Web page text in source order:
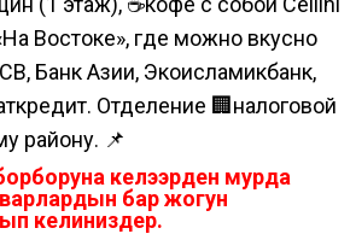
Востоке», где можно вкусно
Банк Азии, Экоисламикбанк,
Отделение 🏢налоговой
району. 📌
келээрден мурда
бар жогун
келиниздер.